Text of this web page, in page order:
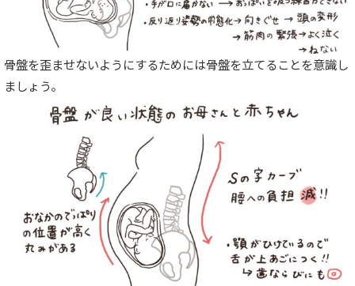
骨盤を歪ませないようにするためには骨盤を立てることを意識し
ましょう。